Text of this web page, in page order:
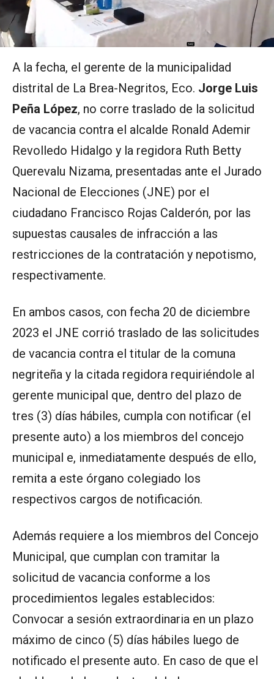
A la fecha, el gerente de la municipalidad
distrital de La Brea-Negritos, Eco. Jorge Luis
Peña López, no corre traslado de la solicitud
de vacancia contra el alcalde Ronald Ademir
Revolledo Hidalgo y la regidora Ruth Betty
Querevalu Nizama, presentadas ante el Jurado
Nacional de Elecciones (JNE) por el
ciudadano Francisco Rojas Calderón, por las
supuestas causales de infracción a las
restricciones de la contratación y nepotismo,
respectivamente.
En ambos casos, con fecha 20 de diciembre
2023 el JNE corrió traslado de las solicitudes
de vacancia contra el titular de la comuna
negriteña y la citada regidora requiriéndole al
gerente municipal que, dentro del plazo de
tres (3) días hábiles, cumpla con notificar (el
presente auto) a los miembros del concejo
municipal e, inmediatamente después de ello,
remita a este órgano colegiado los
respectivos cargos de notificación.
Además requiere a los miembros del Concejo
Municipal, que cumplan con tramitar la
solicitud de vacancia conforme a los
procedimientos legales establecidos:
Convocar a sesión extraordinaria en un plazo
máximo de cinco (5) días hábiles luego de
notificado el presente auto. En caso de que el